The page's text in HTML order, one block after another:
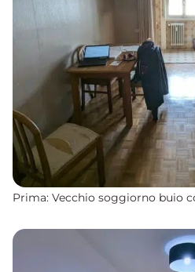
Prima: Vecchio soggiorno buio